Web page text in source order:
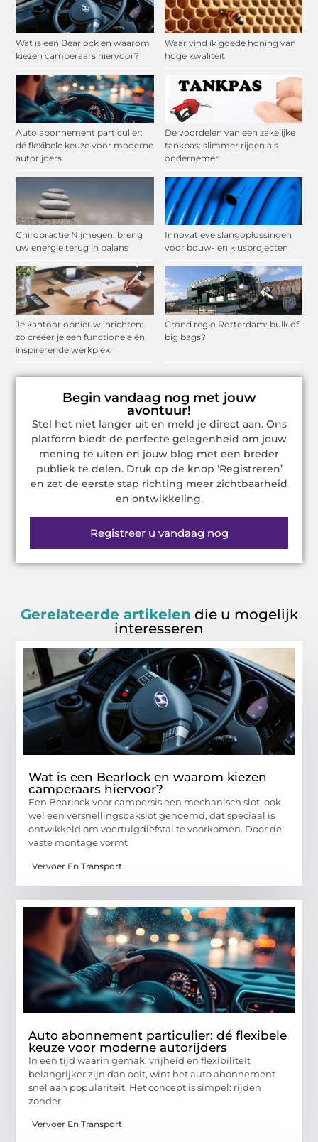
Wat is een Bearlock en waarom
kiezen camperaars hiervoor?
Waar vind ik goede honing van
hoge kwaliteit
Auto abonnement particulier:
dé flexibele keuze voor moderne
autorijders
De voordelen van een zakelijke
tankpas: slimmer rijden als
ondernemer
Chiropractie Nijmegen: breng
uw energie terug in balans
Innovatieve slangoplossingen
voor bouw- en klusprojecten
Je kantoor opnieuw inrichten:
zo creëer je een functionele én
inspirerende werkplek
Grond regio Rotterdam: bulk of
big bags?
Begin vandaag nog met jouw
avontuur!
Stel het niet langer uit en meld je direct aan. Ons
platform biedt de perfecte gelegenheid om jouw
mening te uiten en jouw blog met een breder
publiek te delen. Druk op de knop ‘Registreren’
en zet de eerste stap richting meer zichtbaarheid
en ontwikkeling.
Registreer u vandaag nog
Gerelateerde artikelen die u mogelijk
interesseren
Wat is een Bearlock en waarom kiezen
camperaars hiervoor?
Een Bearlock voor campersis een mechanisch slot, ook
wel een versnellingsbakslot genoemd, dat speciaal is
ontwikkeld om voertuigdiefstal te voorkomen. Door de
vaste montage vormt
Vervoer En Transport
Auto abonnement particulier: dé flexibele
keuze voor moderne autorijders
In een tijd waarin gemak, vrijheid en flexibiliteit
belangrijker zijn dan ooit, wint het auto abonnement
snel aan populariteit. Het concept is simpel: rijden
zonder
Vervoer En Transport